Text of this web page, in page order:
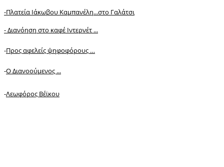
-Πλατεία Ιάκωβου Καμπανέλη...στο Γαλάτσι
-Διανόηση στο καφέ Ιντερνέτ ...
-Προς αφελείς ψηφοφόρους …
-Ο Διανοούμενος ...
-Λεωφόρος Βέϊκου